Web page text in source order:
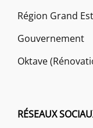
Région Grand Est
Gouvernement
Oktave
RÉSEAUX